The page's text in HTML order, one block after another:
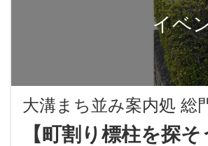
イベ
大溝まち並み案内処 総
【町割り標柱を探
LINE
加盟ス
地域に